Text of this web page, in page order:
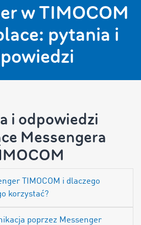
w TIMOCOM
pytania i
i odpowiedzi
Messengera
TIMOCOM i dlaczego
korzystać?
poprzez Messenger